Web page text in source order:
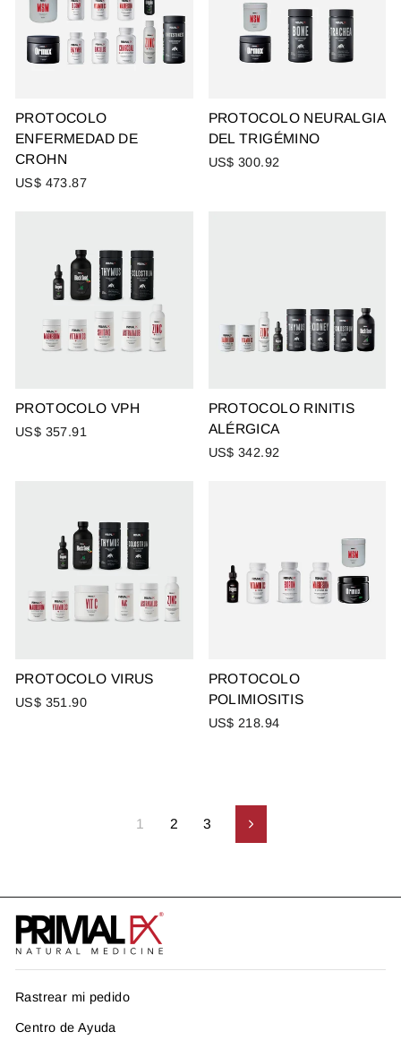
PROTOCOLO
ENFERMEDAD DE
CROHN
US$ 473.87
PROTOCOLO NEURALGIA
DEL TRIGÉMINO
US$ 300.92
PROTOCOLO VPH
US$ 357.91
PROTOCOLO RINITIS
ALÉRGICA
US$ 342.92
PROTOCOLO VIRUS
US$ 351.90
PROTOCOLO
POLIMIOSITIS
US$ 218.94
1 2 3 Siguiente
Rastrear mi pedido
Centro de Ayuda